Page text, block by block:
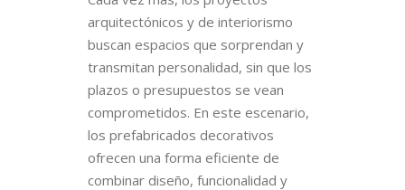
arquitectónicos y de interiorismo
buscan espacios que sorprendan y
transmitan personalidad, sin que los
plazos o presupuestos se vean
comprometidos. En este escenario,
los prefabricados decorativos
ofrecen una forma eficiente de
combinar diseño, funcionalidad y